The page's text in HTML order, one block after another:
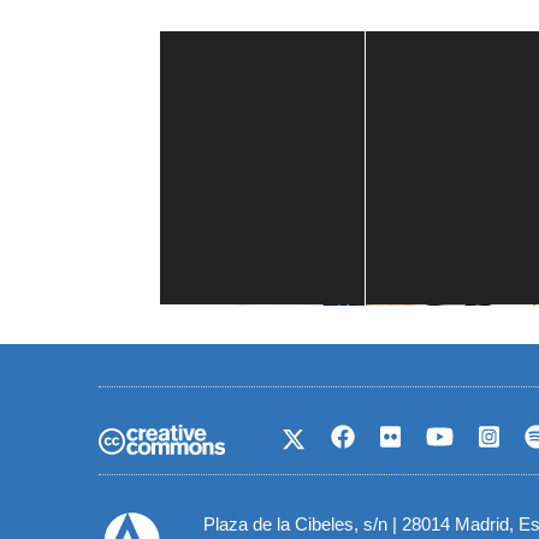
Plaza de la Cibeles, s/n | 28014 Madrid,